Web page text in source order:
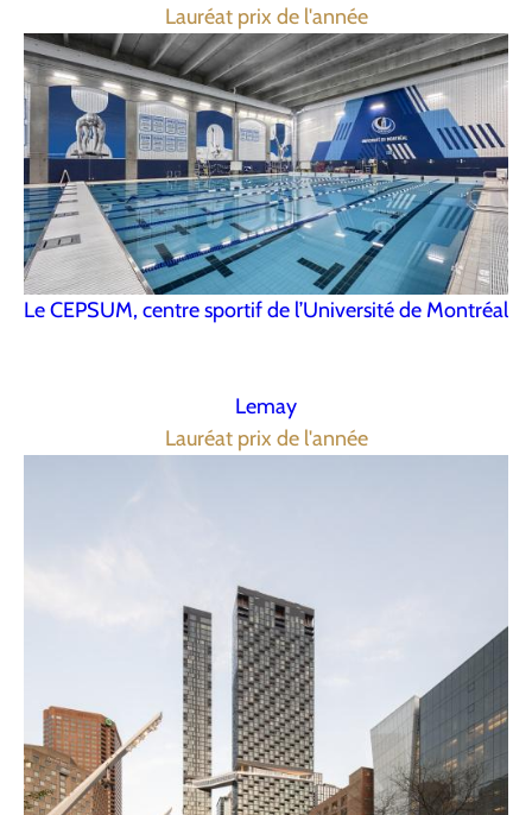
Lauréat prix de l'année
Le CEPSUM, centre sportif de l’Université de Montréal
Lemay
Lauréat prix de l'année